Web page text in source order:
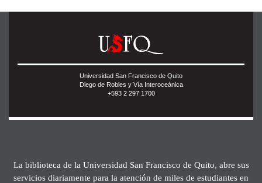
Universidad San Francisco de Quito
Diego de Robles y Vía Interoceánica
+593 2 297 1700
La biblioteca de la Universidad San Francisco de Quito, abre sus
servicios diariamente para la atención de miles de estudiantes en